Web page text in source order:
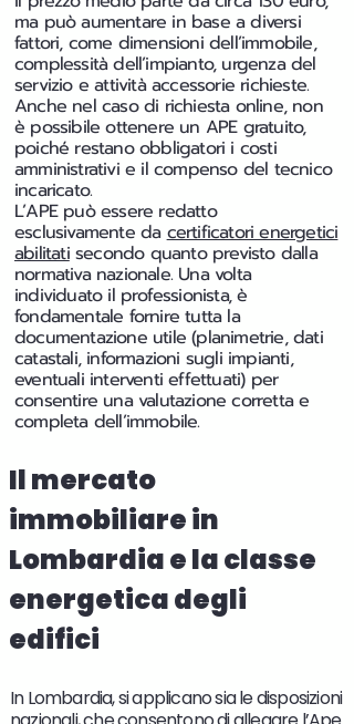
ma può aumentare in base a diversi
fattori, come dimensioni dell’immobile,
complessità dell’impianto, urgenza del
servizio e attività accessorie richieste.
Anche nel caso di richiesta online, non
è possibile ottenere un APE gratuito,
poiché restano obbligatori i costi
amministrativi e il compenso del tecnico
incaricato.
L’APE può essere redatto
esclusivamente dacertificatori energetici
abilitatisecondo quanto previsto dalla
normativa nazionale. Una volta
individuato il professionista, è
fondamentale fornire tutta la
documentazione utile (planimetrie, dati
catastali, informazioni sugli impianti,
eventuali interventi effettuati) per
consentire una valutazione corretta e
completa dell’immobile.
Il mercato
immobiliare in
Lombardia e la classe
energetica degli
edifici
In Lombardia, si applicano sia le disposizioni